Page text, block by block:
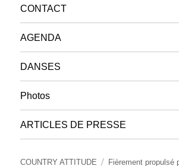
CONTACT
AGENDA
DANSES
Photos
ARTICLES DE PRESSE
COUNTRY ATTITUDE Fièrement propulsé